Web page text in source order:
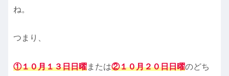
ね。
つまり、
①１０月１３日日曜または②１０月２０日日曜のどち